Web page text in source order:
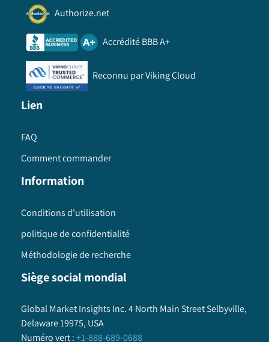
Authorize.net
Accrédité BBB A+
Reconnu par Viking Cloud
Lien
FAQ
Comment commander
Information
Conditions d'utilisation
politique de confidentialité
Méthodologie de recherche
Siège social mondial
Global Market Insights Inc. 4 North Main Street Selbyville,
Delaware 19975, USA
Numéro vert:+1-888-689-0688